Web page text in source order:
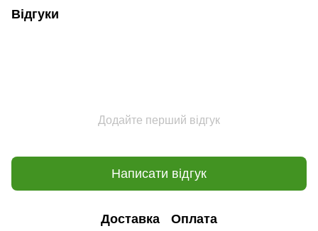
Відгуки
Додайте перший відгук
Написати відгук
Доставка Оплата